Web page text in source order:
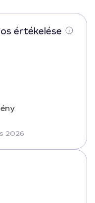
értékelése
2026